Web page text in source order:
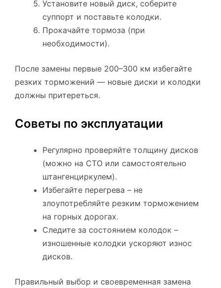
Установите новый диск, соберите
суппорт и поставьте колодки.
Прокачайте тормоза (при
необходимости).
После замены первые 200–300 км избегайте
резких торможений — новые диски и колодки
должны притереться.
Советы по эксплуатации
Регулярно проверяйте толщину дисков
(можно на СТО или самостоятельно
штангенциркулем).
Избегайте перегрева – не
злоупотребляйте резким торможением
на горных дорогах.
Следите за состоянием колодок –
изношенные колодки ускоряют износ
дисков.
Правильный выбор и своевременная замена